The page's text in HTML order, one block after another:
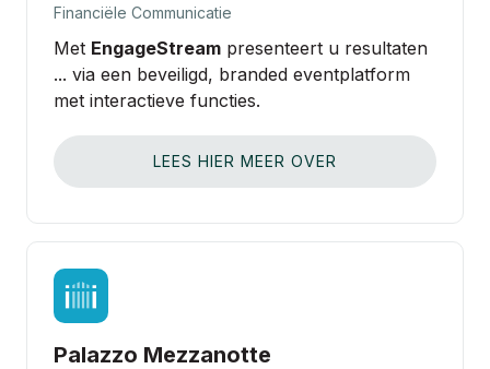
Financiële Communicatie
Met EngageStream presenteert u resultaten
... via een beveiligd, branded eventplatform
met interactieve functies.
LEES HIER MEER OVER
Palazzo Mezzanotte